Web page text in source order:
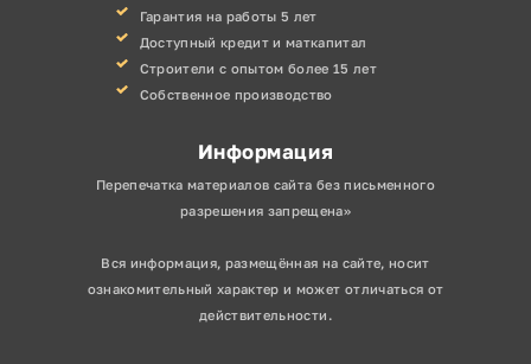
Гарантия на работы 5 лет
Доступный кредит и маткапитал
Строители с опытом более 15 лет
Собственное производство
Информация
Перепечатка материалов сайта без письменного
разрешения запрещена»
Вся информация, размещённая на сайте, носит
ознакомительный характер и может отличаться от
действительности.